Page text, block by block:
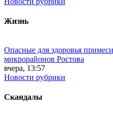
Жизнь
Опасные для здоровья
микрорайонов Ростова
вчера, 13:57
Новости рубрики
Скандалы